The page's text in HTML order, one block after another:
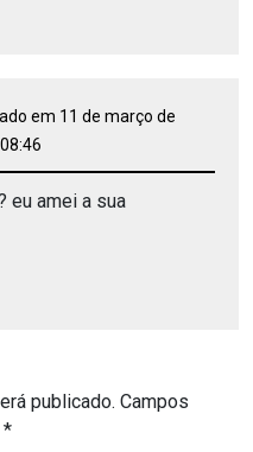
em 11 de março de
eu amei a sua
publicado. Campos
*